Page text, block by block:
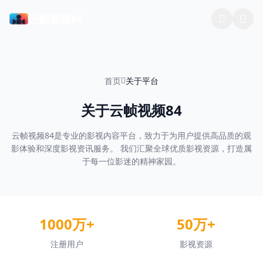
首页 关于平台
关于云帧视频84
云帧视频84是专业的影视内容平台，致力于为用户提供高品质的观
影体验和深度影视资讯服务。 我们汇聚全球优质影视资源，打造属
于每一位影迷的精神家园。
1000万+
注册用户
50万+
影视资源